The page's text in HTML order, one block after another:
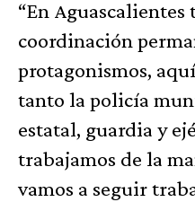
“En Aguascalientes
coordinación
protagonismos,
tanto la policía
estatal, guardia y
trabajamos de la
vamos a seguir